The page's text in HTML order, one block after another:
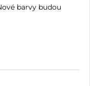
barvy budou